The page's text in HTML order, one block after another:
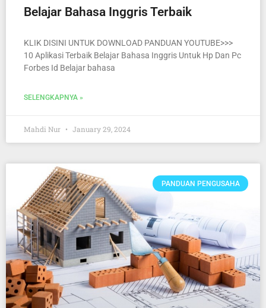
Belajar Bahasa Inggris Terbaik
KLIK DISINI UNTUK DOWNLOAD PANDUAN YOUTUBE>>>
10 Aplikasi Terbaik Belajar Bahasa Inggris Untuk Hp Dan Pc
Forbes Id Belajar bahasa
SELENGKAPNYA »
Mahdi Nur January 29, 2024
PANDUAN PENGUSAHA